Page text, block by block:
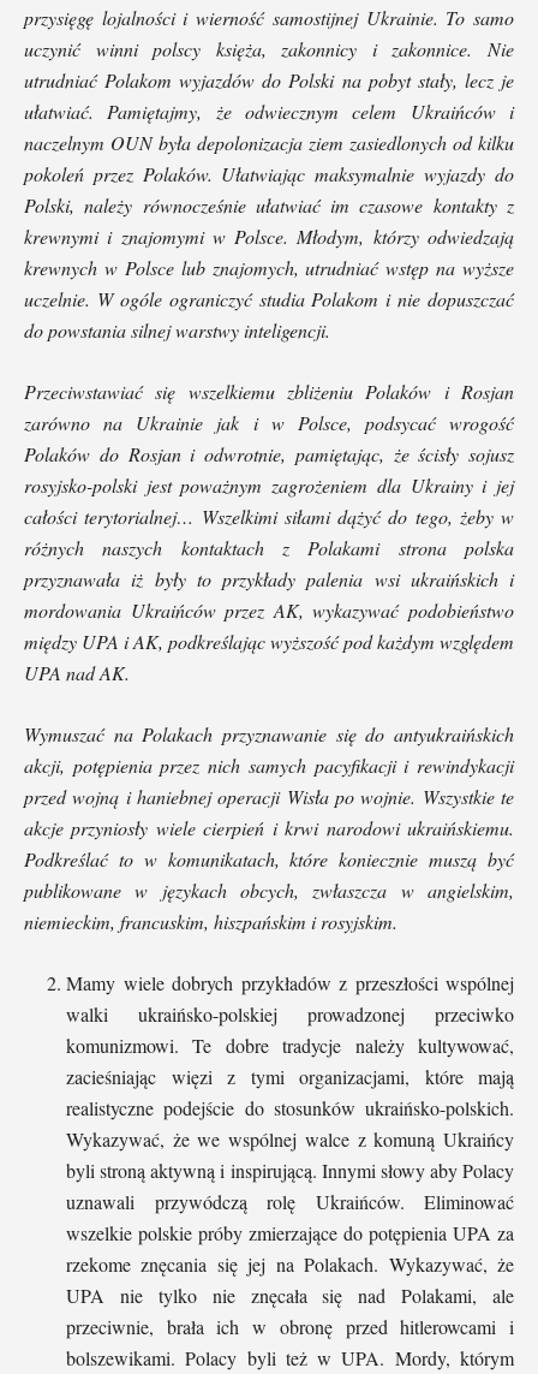
przysięgę lojalności i wierność samostijnej Ukrainie. To samo
uczynić winni polscy księża, zakonnicy i zakonnice. Nie
utrudniać Polakom wyjazdów do Polski na pobyt stały, lecz je
ułatwiać. Pamiętajmy, że odwiecznym celem Ukraińców i
naczelnym OUN była depolonizacja ziem zasiedlonych od kilku
pokoleń przez Polaków. Ułatwiając maksymalnie wyjazdy do
Polski, należy równocześnie ułatwiać im czasowe kontakty z
krewnymi i znajomymi w Polsce. Młodym, którzy odwiedzają
krewnych w Polsce lub znajomych, utrudniać wstęp na wyższe
uczelnie. W ogóle ograniczyć studia Polakom i nie dopuszczać
do powstania silnej warstwy inteligencji.
Przeciwstawiać się wszelkiemu zbliżeniu Polaków i Rosjan
zarówno na Ukrainie jak i w Polsce, podsycać wrogość
Polaków do Rosjan i odwrotnie, pamiętając, że ścisły sojusz
rosyjsko-polski jest poważnym zagrożeniem dla Ukrainy i jej
całości terytorialnej… Wszelkimi siłami dążyć do tego, żeby w
różnych naszych kontaktach z Polakami strona polska
przyznawała iż były to przykłady palenia wsi ukraińskich i
mordowania Ukraińców przez AK, wykazywać podobieństwo
między UPA i AK, podkreślając wyższość pod każdym względem
UPA nad AK.
Wymuszać na Polakach przyznawanie się do antyukraińskich
akcji, potępienia przez nich samych pacyfikacji i rewindykacji
przed wojną i haniebnej operacji Wisła po wojnie. Wszystkie te
akcje przyniosły wiele cierpień i krwi narodowi ukraińskiemu.
Podkreślać to w komunikatach, które koniecznie muszą być
publikowane w językach obcych, zwłaszcza w angielskim,
niemieckim, francuskim, hiszpańskim i rosyjskim.
Mamy wiele dobrych przykładów z przeszłości wspólnej
walki ukraińsko-polskiej prowadzonej przeciwko
komunizmowi. Te dobre tradycje należy kultywować,
zacieśniając więzi z tymi organizacjami, które mają
realistyczne podejście do stosunków ukraińsko-polskich.
Wykazywać, że we wspólnej walce z komuną Ukraińcy
byli stroną aktywną i inspirującą. Innymi słowy aby Polacy
uznawali przywódczą rolę Ukraińców. Eliminować
wszelkie polskie próby zmierzające do potępienia UPA za
rzekome znęcania się jej na Polakach. Wykazywać, że
UPA nie tylko nie znęcała się nad Polakami, ale
przeciwnie, brała ich w obronę przed hitlerowcami i
bolszewikami. Polacy byli też w UPA. Mordy, którym